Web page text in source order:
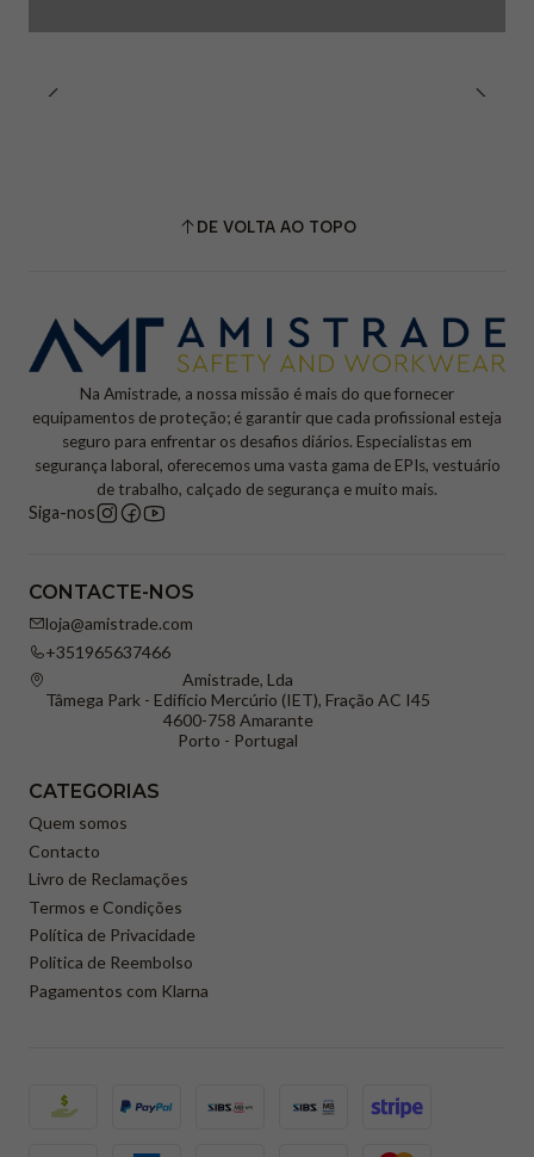
DE VOLTA AO TOPO
Na Amistrade, a nossa missão é mais do que fornecer
equipamentos de proteção; é garantir que cada profissional esteja
seguro para enfrentar os desafios diários. Especialistas em
segurança laboral, oferecemos uma vasta gama de EPIs, vestuário
de trabalho, calçado de segurança e muito mais.
Siga-nos
CONTACTE-NOS
loja@amistrade.com
+351965637466
Amistrade, Lda
Tâmega Park - Edifício Mercúrio (IET), Fração AC I45
4600-758 Amarante
Porto - Portugal
CATEGORIAS
Quem somos
Contacto
Livro de Reclamações
Termos e Condições
Política de Privacidade
Politica de Reembolso
Pagamentos com Klarna